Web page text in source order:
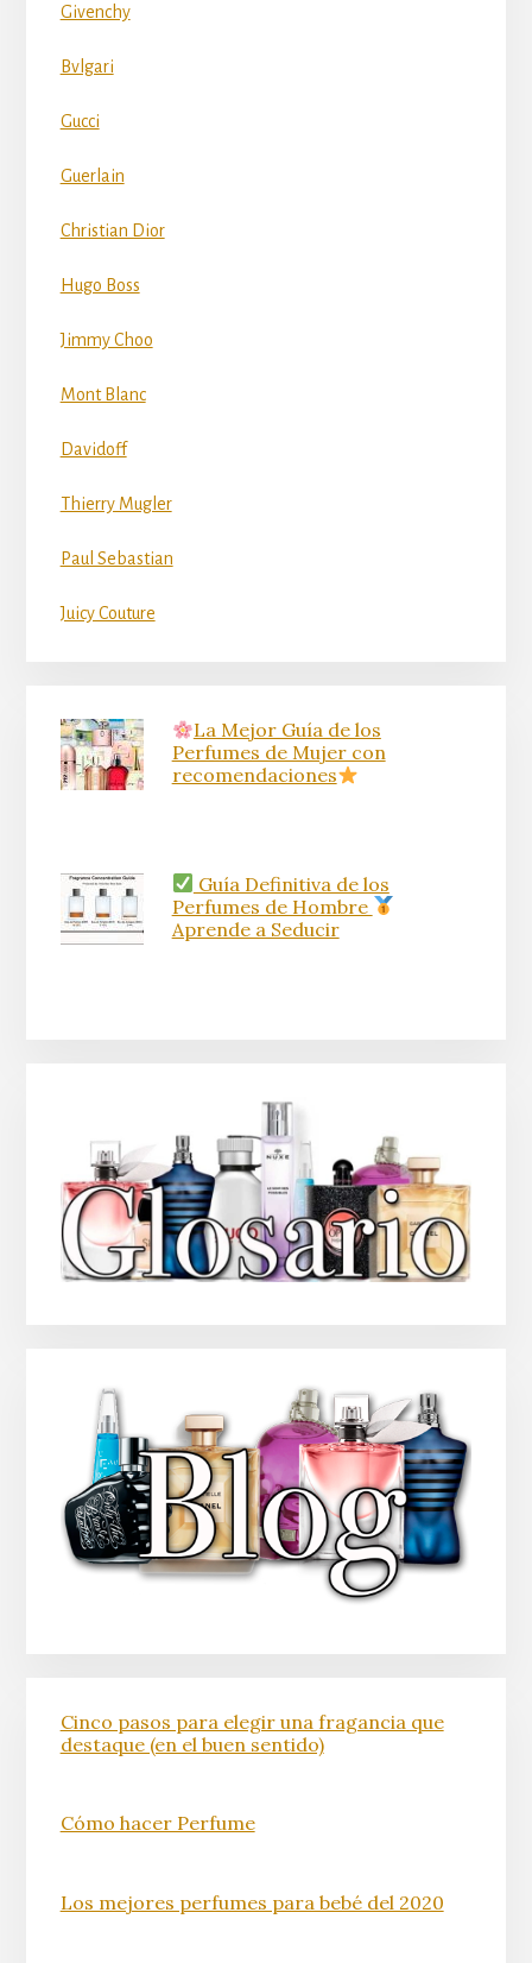
Givenchy
Bvlgari
Gucci
Guerlain
Christian Dior
Hugo Boss
Jimmy Choo
Mont Blanc
Davidoff
Thierry Mugler
Paul Sebastian
Juicy Couture
La Mejor Guía de los
Perfumes de Mujer con
recomendaciones
Guía Definitiva de los
Perfumes de Hombre
Aprende a Seducir
Cinco pasos para elegir una fragancia que
destaque (en el buen sentido)
Cómo hacer Perfume
Los mejores perfumes para bebé del 2020